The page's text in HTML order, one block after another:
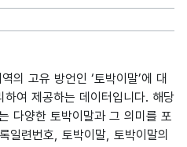
의 고유 방언인 ‘토박이말’에 대
하여 제공하는 데이터입니다. 해당
다양한 토박이말과 그 의미를 포
일련번호, 토박이말, 토박이말의